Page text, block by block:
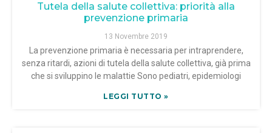
Tutela della salute collettiva: priorità alla
prevenzione primaria
13 Novembre 2019
La prevenzione primaria è necessaria per intraprendere,
senza ritardi, azioni di tutela della salute collettiva, già prima
che si sviluppino le malattie Sono pediatri, epidemiologi
LEGGI TUTTO »